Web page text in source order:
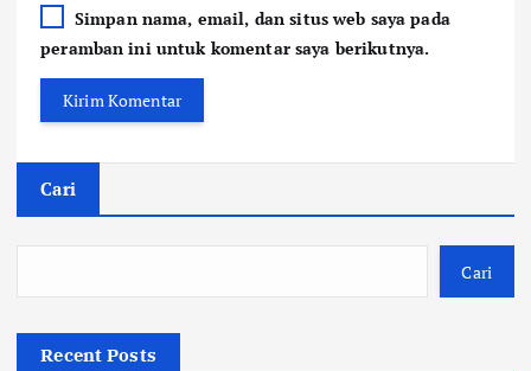
Simpan nama, email, dan situs web saya pada
peramban ini untuk komentar saya berikutnya.
Cari
Cari
Recent Posts